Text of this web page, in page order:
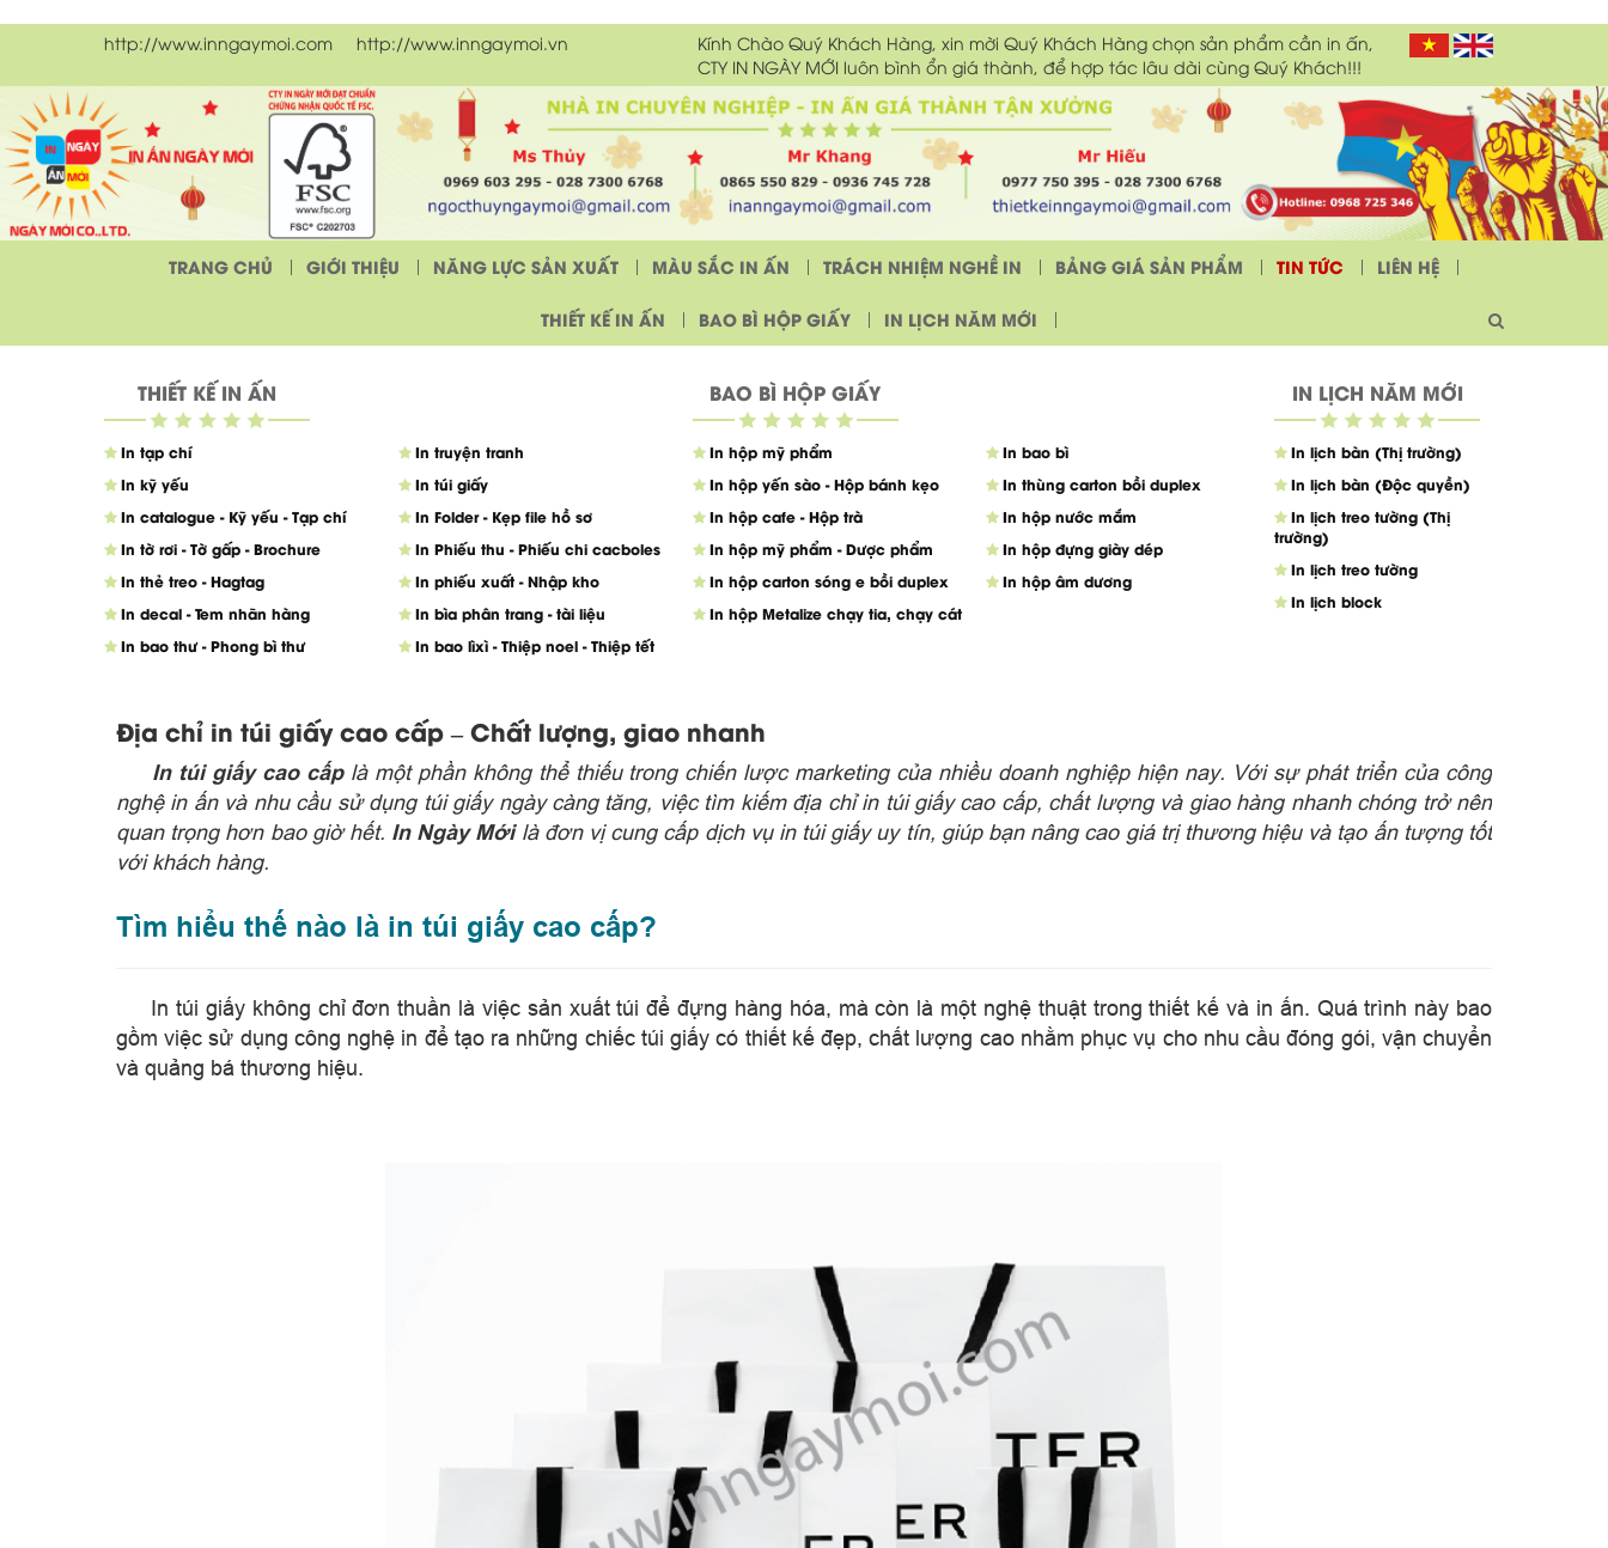
http://www.inngaymoi.com http://www.inngaymoi.vn
Kính Chào Quý Khách Hàng, xin mời Quý Khách Hàng chọn sản phẩm cần in ấn,
CTY IN NGÀY MỚI luôn bình ổn giá thành, để hợp tác lâu dài cùng Quý Khách!!!
TRANG CHỦ GIỚI THIỆU NĂNG LỰC SẢN XUẤT MÀU SẮC IN ẤN TRÁCH NHIỆM NGHỀ IN BẢNG GIÁ SẢN PHẨM TIN TỨC LIÊN HỆ
THIẾT KẾ IN ẤN BAO BÌ HỘP GIẤY IN LỊCH NĂM MỚI
THIẾT KẾ IN ẤN
In tạp chí
In truyện tranh
In kỹ yếu
In túi giấy
In catalogue - Kỹ yếu - Tạp chí
In Folder - Kẹp file hồ sơ
In tờ rơi - Tờ gấp - Brochure
In Phiếu thu - Phiếu chi cacboles
In thẻ treo - Hagtag
In phiếu xuất - Nhập kho
In decal - Tem nhãn hàng
In bìa phân trang - tài liệu
In bao thư - Phong bì thư
In bao lìxì - Thiệp noel - Thiệp tết
BAO BÌ HỘP GIẤY
In hộp mỹ phẩm
In bao bì
In hộp yến sào - Hộp bánh kẹo
In thùng carton bồi duplex
In hộp cafe - Hộp trà
In hộp nước mắm
In hộp mỹ phẩm - Dược phẩm
In hộp đựng giày dép
In hộp carton sóng e bồi duplex
In hộp âm dương
In hộp Metalize chạy tia, chạy cát
IN LỊCH NĂM MỚI
In lịch bàn (Thị trường)
In lịch bàn (Độc quyền)
In lịch treo tường (Thị
trường)
In lịch treo tường
In lịch block
Địa chỉ in túi giấy cao cấp – Chất lượng, giao nhanh
In túi giấy cao cấplà một phần không thể thiếu trong chiến lược marketingcủa nhiều doanh nghiệp hiện nay. Với sự phát triển của công
nghệ in ấn và nhu cầu sử dụng túi giấy ngày càng tăng, việc tìm kiếm địa chỉ in túi giấy cao cấp, chất lượng và giao hàng nhanh chóng trở nên
quan trọng hơn bao giờ hết. In Ngày Mớilà đơn vị cung cấp dịch vụ in túi giấyuy tín, giúp bạn nâng cao giá trị thương hiệu và tạo ấn tượng tốt
với khách hàng.
Tìm hiểu thế nào là in túi giấy cao cấp?
In túi giấy không chỉ đơn thuần là việc sản xuất túi để đựng hàng hóa, mà còn là một nghệ thuật trong thiết kế và in ấn. Quá trình này bao
gồm việc sử dụng công nghệ in để tạo ra những chiếc túi giấy có thiết kế đẹp, chất lượng cao nhằm phục vụ cho nhu cầu đóng gói, vận chuyển
và quảng bá thương hiệu.